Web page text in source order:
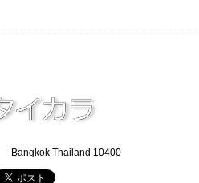
Bangkok Thailand 10400